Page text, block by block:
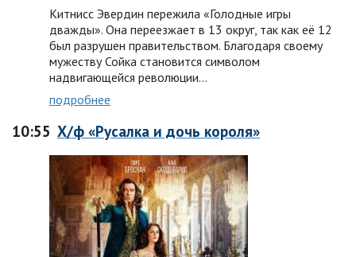
Китнисс Эвердин пережила «Голодные игры
дважды». Она переезжает в 13 округ, так как её 12
был разрушен правительством. Благодаря своему
мужеству Сойка становится символом
надвигающейся революции...
подробнее
10:55 Х/ф «Русалка и дочь короля»